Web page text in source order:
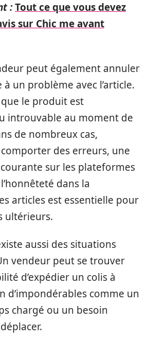
:Tout ce que vous devez
sur Chic me avant
peut également annuler
un problème avec l’article.
que le produit est
introuvable au moment de
de nombreux cas,
comporter des erreurs, une
sur les plateformes
dans la
articles est essentielle pour
ultérieurs.
aussi des situations
vendeur peut se trouver
d’expédier un colis à
d’impondérables comme un
chargé ou un besoin